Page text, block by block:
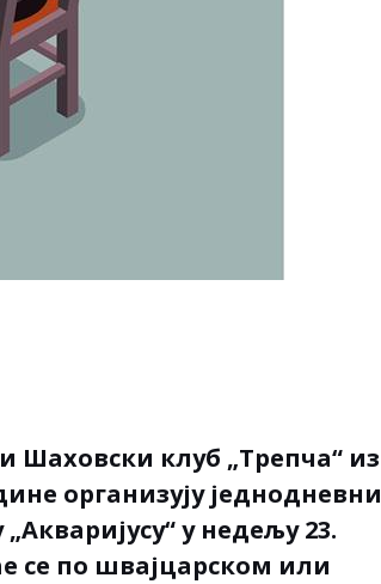
Шаховски клуб „Трепча“ из
организују једнодневни
у недељу 23.
се по швајцарском или